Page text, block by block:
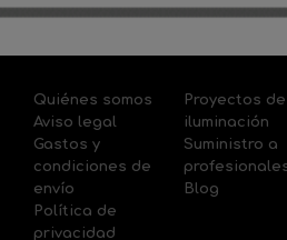
Quiénes somos
Aviso legal
Gastos y
condiciones de
envío
Política de
privacidad
Proyectos de
iluminación
Suministro a
Blog